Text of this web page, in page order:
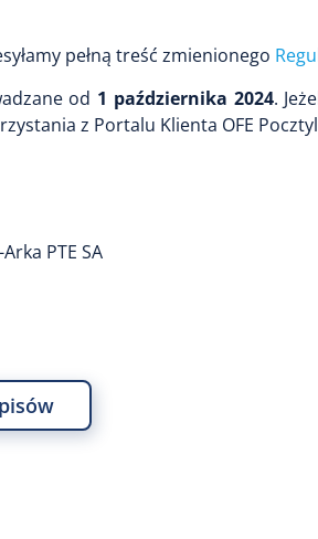
pełną treść zmienionego
od 1 października 2024.
z Portalu Klienta OFE
PTE SA